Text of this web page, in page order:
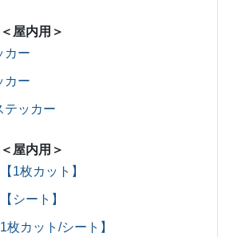
屋内用＞
カー
カー
テッカー
屋内用＞
1枚カット】
シート】
カット/シート】